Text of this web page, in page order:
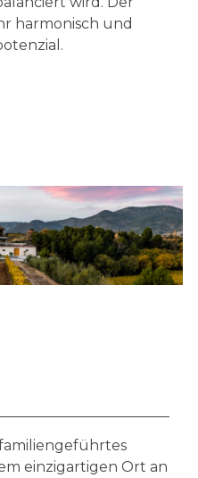
harmonisch und
einzigartigen Ort an